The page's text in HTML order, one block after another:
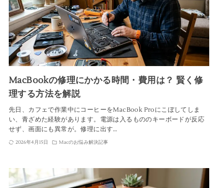
MacBookの修理にかかる時間・費用は？ 賢く修
理する方法を解説
先日、カフェで作業中にコーヒーをMacBook Proにこぼしてしま
い、青ざめた経験があります。電源は入るもののキーボードが反応
せず、画面にも異常が。修理に出す…
2026年4月15日 Macのお悩み解決記事